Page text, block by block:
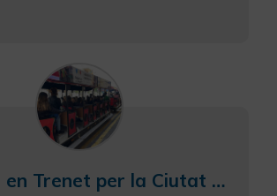
Passeig en Trenet per la Ciutat dels Joguets